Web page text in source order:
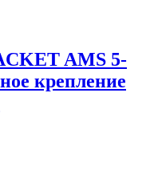
AMS 5-
крепление